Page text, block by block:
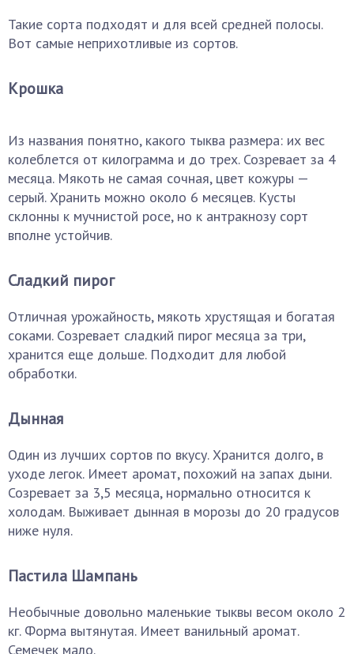
Такие сорта подходят и для всей средней полосы.
Вот самые неприхотливые из сортов.
Крошка
Из названия понятно, какого тыква размера: их вес
колеблется от килограмма и до трех. Созревает за 4
месяца. Мякоть не самая сочная, цвет кожуры —
серый. Хранить можно около 6 месяцев. Кусты
склонны к мучнистой росе, но к антракнозу сорт
вполне устойчив.
Сладкий пирог
Отличная урожайность, мякоть хрустящая и богатая
соками. Созревает сладкий пирог месяца за три,
хранится еще дольше. Подходит для любой
обработки.
Дынная
Один из лучших сортов по вкусу. Хранится долго, в
уходе легок. Имеет аромат, похожий на запах дыни.
Созревает за 3,5 месяца, нормально относится к
холодам. Выживает дынная в морозы до 20 градусов
ниже нуля.
Пастила Шампань
Необычные довольно маленькие тыквы весом около 2
кг. Форма вытянутая. Имеет ванильный аромат.
Семечек мало.